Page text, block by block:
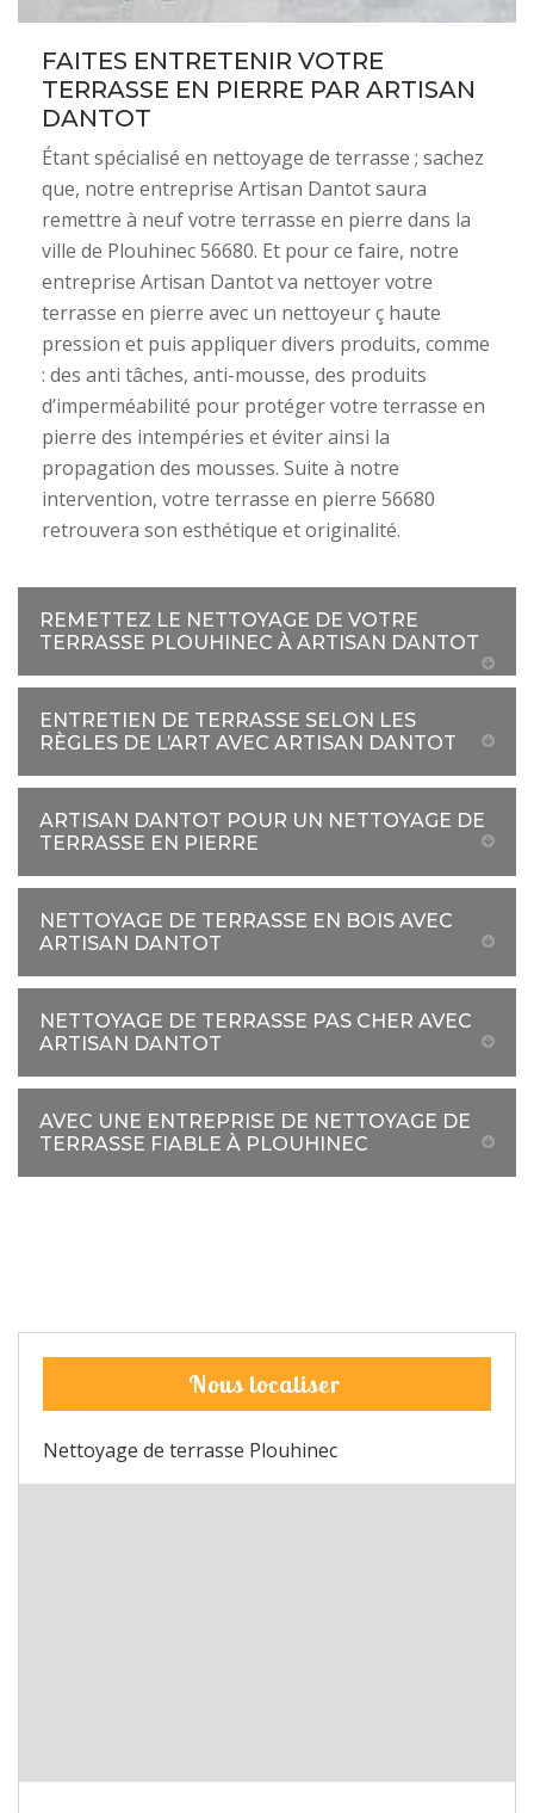
FAITES ENTRETENIR VOTRE
TERRASSE EN PIERRE PAR ARTISAN
DANTOT
Étant spécialisé en nettoyage de terrasse ; sachez
que, notre entreprise Artisan Dantot saura
remettre à neuf votre terrasse en pierre dans la
ville de Plouhinec 56680. Et pour ce faire, notre
entreprise Artisan Dantot va nettoyer votre
terrasse en pierre avec un nettoyeur ç haute
pression et puis appliquer divers produits, comme
: des anti tâches, anti-mousse, des produits
d’imperméabilité pour protéger votre terrasse en
pierre des intempéries et éviter ainsi la
propagation des mousses. Suite à notre
intervention, votre terrasse en pierre 56680
retrouvera son esthétique et originalité.
REMETTEZ LE NETTOYAGE DE VOTRE
TERRASSE PLOUHINEC À ARTISAN DANTOT
ENTRETIEN DE TERRASSE SELON LES
RÈGLES DE L’ART AVEC ARTISAN DANTOT
ARTISAN DANTOT POUR UN NETTOYAGE DE
TERRASSE EN PIERRE
NETTOYAGE DE TERRASSE EN BOIS AVEC
ARTISAN DANTOT
NETTOYAGE DE TERRASSE PAS CHER AVEC
ARTISAN DANTOT
AVEC UNE ENTREPRISE DE NETTOYAGE DE
TERRASSE FIABLE À PLOUHINEC
Nous localiser
Nettoyage de terrasse Plouhinec